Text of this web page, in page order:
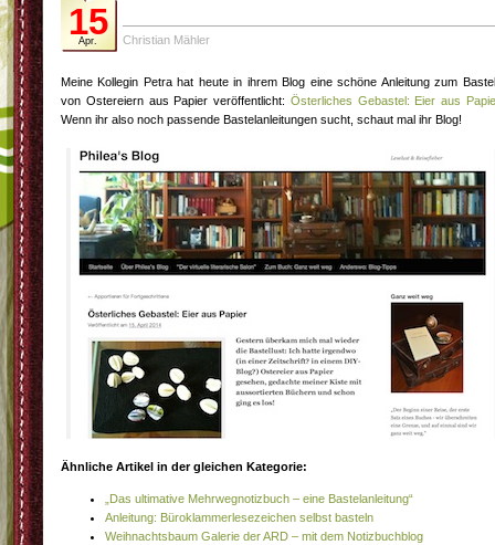
15
Apr. Christian Mähler
Meine Kollegin Petra hat heute in ihrem Blog eine schöne Anleitung zum
von Ostereiern aus Papier veröffentlicht: Österliches Gebastel: Eier aus
Wenn ihr also noch passende Bastelanleitungen sucht, schaut mal ihr Blog!
Ähnliche Artikel in der gleichen Kategorie:
„Das ultimative Mehrwegnotizbuch – eine Bastelanleitung“
Anleitung: Büroklammerlesezeichen selbst basteln
Weihnachtsbaum Galerie der ARD – mit dem Notizbuchblog